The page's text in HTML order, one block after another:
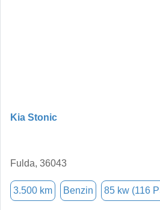
Kia Stonic
Fulda, 36043
3.500 km Benzin 85 kw (116